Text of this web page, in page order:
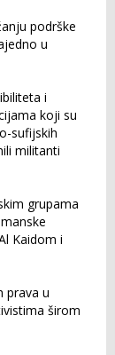
podrške
u
i
koji su
sufijskih
militanti
grupama
Kaidom i
prava u
širom